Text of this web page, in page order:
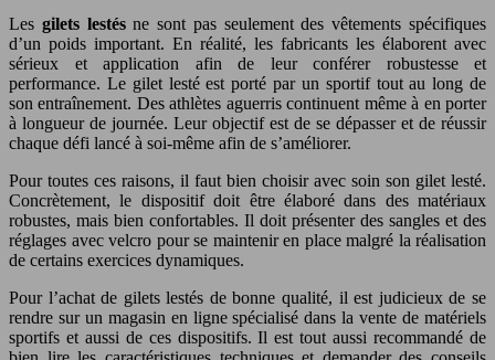
Les gilets lestésne sont pas seulement des vêtements spécifiques
d’un poids important. En réalité, les fabricants les élaborent avec
sérieux et application afin de leur conférer robustesse et
performance. Le gilet lesté est porté par un sportif tout au long de
son entraînement. Des athlètes aguerris continuent même à en porter
à longueur de journée. Leur objectif est de se dépasser et de réussir
chaque défi lancé à soi-même afin de s’améliorer.
Pour toutes ces raisons, il faut bien choisir avec soin son gilet lesté.
Concrètement, le dispositif doit être élaboré dans des matériaux
robustes, mais bien confortables. Il doit présenter des sangles et des
réglages avec velcro pour se maintenir en place malgré la réalisation
de certains exercices dynamiques.
Pour l’achat de gilets lestés de bonne qualité, il est judicieux de se
rendre sur un magasin en ligne spécialisé dans la vente de matériels
sportifs et aussi de ces dispositifs. Il est tout aussi recommandé de